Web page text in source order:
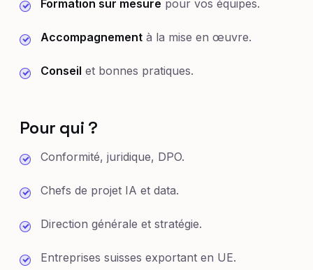
Formation sur mesure pour vos équipes.
Accompagnement à la mise en œuvre.
Conseil et bonnes pratiques.
Pour qui ?
Conformité, juridique, DPO.
Chefs de projet IA et data.
Direction générale et stratégie.
Entreprises suisses exportant en UE.